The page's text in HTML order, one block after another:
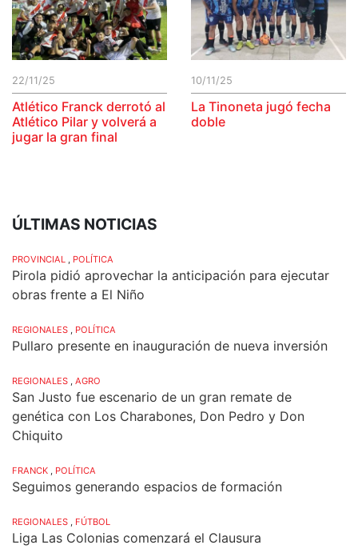
22/11/25
Atlético Franck derrotó al
Atlético Pilar y volverá a
jugar la gran final
10/11/25
La Tinoneta jugó fecha
doble
ÚLTIMAS NOTICIAS
PROVINCIAL , POLÍTICA
Pirola pidió aprovechar la anticipación para ejecutar
obras frente a El Niño
REGIONALES , POLÍTICA
Pullaro presente en inauguración de nueva inversión
REGIONALES , AGRO
San Justo fue escenario de un gran remate de
genética con Los Charabones, Don Pedro y Don
Chiquito
FRANCK , POLÍTICA
Seguimos generando espacios de formación
REGIONALES , FÚTBOL
Liga Las Colonias comenzará el Clausura